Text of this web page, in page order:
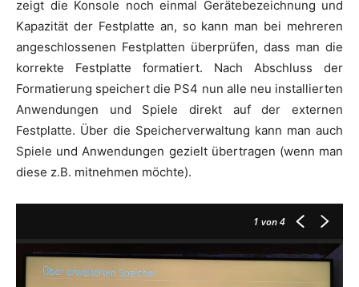
zeigt die Konsole noch einmal Gerätebezeichnung und
Kapazität der Festplatte an, so kann man bei mehreren
angeschlossenen Festplatten überprüfen, dass man die
korrekte Festplatte formatiert. Nach Abschluss der
Formatierung speichert die PS4 nun alle neu installierten
Anwendungen und Spiele direkt auf der externen
Festplatte. Über die Speicherverwaltung kann man auch
Spiele und Anwendungen gezielt übertragen (wenn man
diese z.B. mitnehmen möchte).
1 von 4